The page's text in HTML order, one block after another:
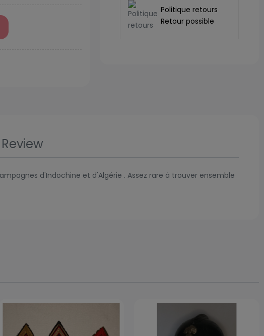
Politique retours
Retour possible
Review
d'Indochine et d'Algérie . Assez rare à trouver ensemble